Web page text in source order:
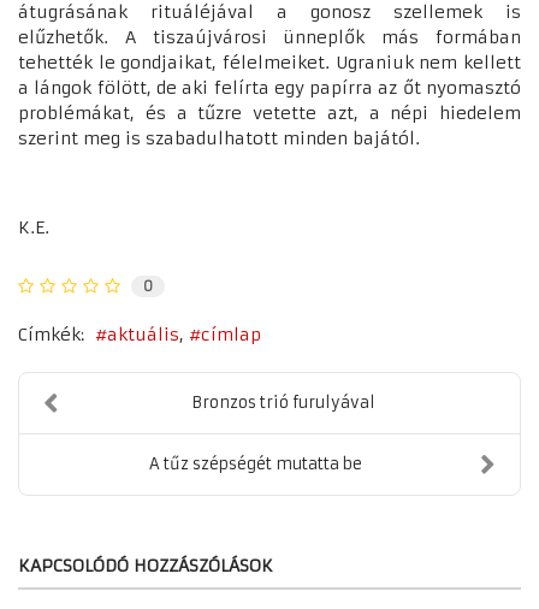
átugrásának rituáléjával a gonosz szellemek is
elűzhetők. A tiszaújvárosi ünneplők más formában
tehették le gondjaikat, félelmeiket. Ugraniuk nem kellett
a lángok fölött, de aki felírta egy papírra az őt nyomasztó
problémákat, és a tűzre vetette azt, a népi hiedelem
szerint meg is szabadulhatott minden bajától.
K.E.
0
Címkék: aktuális címlap
Bronzos trió furulyával
A tűz szépségét mutatta be
KAPCSOLÓDÓ HOZZÁSZÓLÁSOK